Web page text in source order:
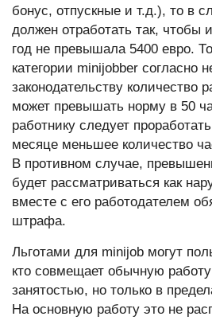
бонус, отпускные и т.д.), то в
должен отработать так, чтобы
год не превышала 5400 евро.
категории minijobber согласно
законодательству количество
может превышать норму в 50
работнику следует
месяце меньшее количество
В противном случае,
будет рассматриваться как
вместе с его работодателем
штрафа.
Льготами для minijob могут
кто совмещает обычную
занятостью, но только в
На основную работу это не